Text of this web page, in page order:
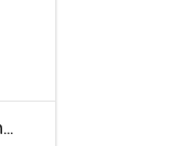
7th Coco Vocabulario Oraciones